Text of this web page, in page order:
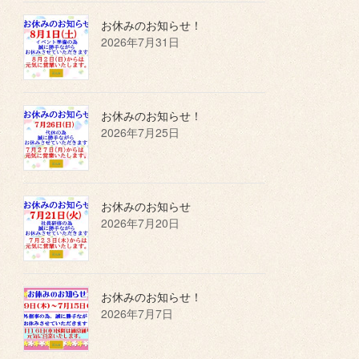
お休みのお知らせ！
2026年7月31日
お休みのお知らせ！
2026年7月25日
お休みのお知らせ
2026年7月20日
お休みのお知らせ！
2026年7月7日